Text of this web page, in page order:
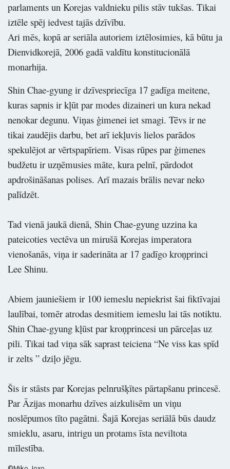
parlaments un Korejas valdnieku pilis stāv tukšas. Tikai
iztēle spēj iedvest tajās dzīvību.
Ari mēs, kopā ar seriāla autoriem iztēlosimies, kā būtu ja
Dienvidkorejā, 2006 gadā valdītu konstitucionālā
monarhija.
Shin Chae-gyung ir dzīvespriecīga 17 gadīga meitene,
kuras sapnis ir kļūt par modes dizaineri un kura nekad
nenokar degunu. Viņas ģimenei iet smagi. Tēvs ir ne
tikai zaudējis darbu, bet arī iekļuvis lielos parādos
spekulējot ar vērtspapīriem. Visas rūpes par ģimenes
budžetu ir uzņēmusies māte, kura pelnī, pārdodot
apdrošināšanas polises. Arī mazais brālis nevar neko
palīdzēt.
Tad vienā jaukā dienā, Shin Chae-gyung uzzina ka
pateicoties vectēva un mirušā Korejas imperatora
vienošanās, viņa ir saderināta ar 17 gadīgo kroņprinci
Lee Shinu.
Abiem jauniešiem ir 100 iemeslu nepiekrist šai fiktīvajai
laulībai, tomēr atrodas desmitiem iemeslu lai tās notiktu.
Shin Chae-gyung kļūst par kroņprincesi un pārceļas uz
pili. Tikai tad viņa sāk saprast teiciena “Ne viss kas spīd
ir zelts ” dziļo jēgu.
Šis ir stāsts par Korejas pelnrušķītes pārtapšanu princesē.
Par Āzijas monarhu dzīves aizkulisēm un viņu
noslēpumos tīto pagātni. Šajā Korejas seriālā būs daudz
smieklu, asaru, intrigu un protams īsta neviltota
mīlestība.